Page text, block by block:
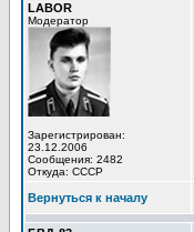
LABOR
Модератор
Зарегистрирован:
23.12.2006
Сообщения: 2482
Откуда: СССР
Вернуться к началу